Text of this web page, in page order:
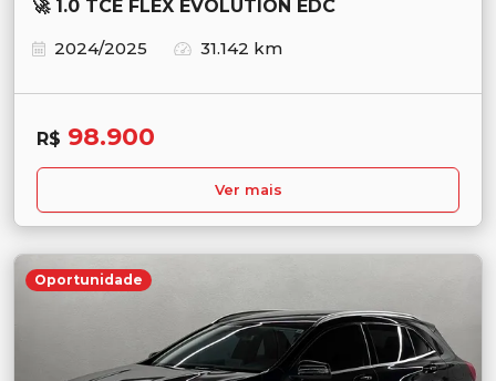
🚀 1.0 TCE FLEX EVOLUTION EDC
2024/2025
31.142 km
R$ 98.900
Ver mais
Oportunidade